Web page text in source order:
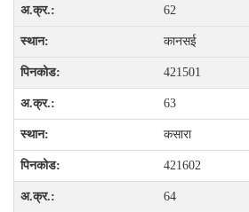
62
कानसई
421501
63
कसारा
421602
64